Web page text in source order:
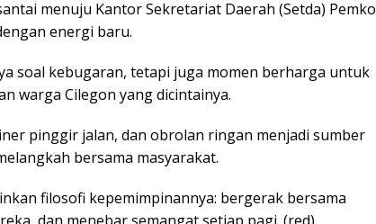
menuju Kantor Sekretariat Daerah (Setda)
energi baru.
soal kebugaran, tetapi juga momen berharga untuk
warga Cilegon yang dicintainya.
pinggir jalan, dan obrolan ringan menjadi sumber
bersama masyarakat.
filosofi kepemimpinannya: bergerak bersama